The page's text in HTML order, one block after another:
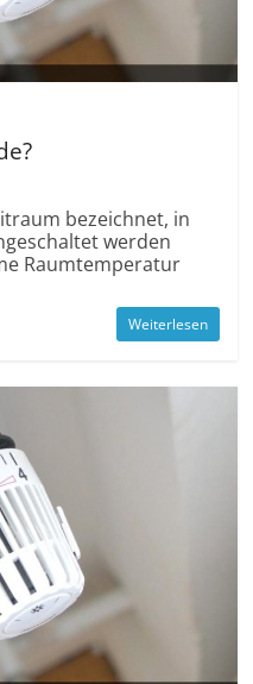
bezeichnet, in
werden
Raumtemperatur
Weiterlesen